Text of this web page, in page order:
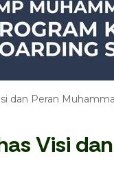
dan Peran
Visi